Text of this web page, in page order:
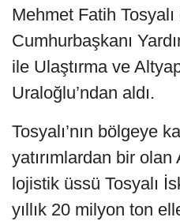
Mehmet Fatih Tosyalı
Cumhurbaşkanı
ile Ulaştırma ve
Uraloğlu’ndan aldı.
Tosyalı’nın bölgeye
yatırımlardan bir
lojistik üssü Tosyalı
yıllık 20 milyon ton